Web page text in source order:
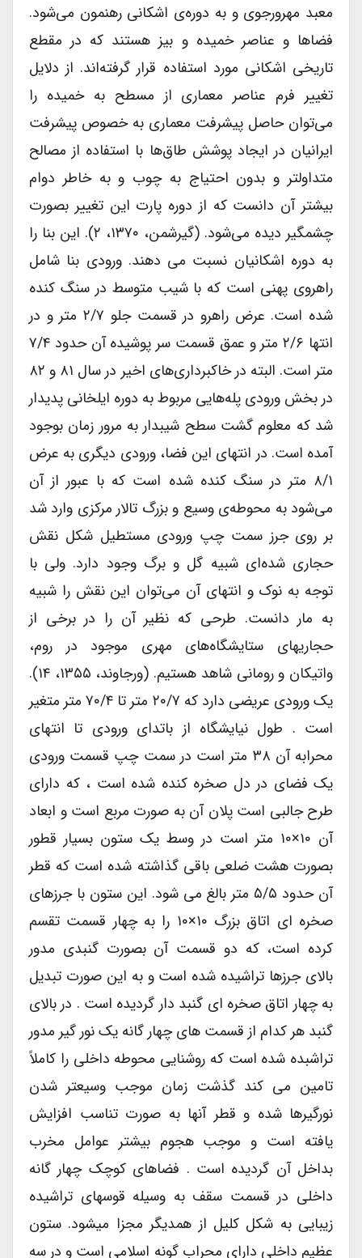
معبد مهرورجوی و به دوره‌ی اشکانی رهنمون می‌شود.
فضاها و عناصر خمیده و بیز هستند که در مقطع
تاریخی اشکانی مورد استفاده قرار گرفته‌اند. از دلایل
تغییر فرم عناصر معماری از مسطح به خمیده را
می‌توان حاصل پیشرفت معماری به خصوص پیشرفت
ایرانیان در ایجاد پوشش طاق‌ها با استفاده از مصالح
متداولتر و بدون احتیاج به چوب و به خاطر دوام
بیشتر آن دانست که از دوره پارت این تغییر بصورت
چشمگیر دیده می‌شود. (گیرشمن، ۱۳۷۰، ۲). این بنا را
به دوره اشکانیان نسبت می دهند. ورودی بنا شامل
راهروی پهنی است که با شیب متوسط در سنگ کنده
شده است. عرض راهرو در قسمت جلو ۲/۷ متر و در
انتها ۲/۶ متر و عمق قسمت سر پوشیده آن حدود ۷/۴
متر است. البته در خاکبرداری‌های اخیر در سال ۸۱ و ۸۲
در بخش ورودی پله‌هایی مربوط به دوره ایلخانی پدیدار
شد که معلوم گشت سطح شیبدار به مرور زمان بوجود
آمده است. در انتهای این فضا، ورودی دیگری به عرض
۸/۱ متر در سنگ کنده شده است که با عبور از آن
می‌شود به محوطه‌ی وسیع و بزرگ تالار مرکزی وارد شد
بر روی جرز سمت چپ ورودی مستطیل شکل نقش
حجاری شده‌ای شبیه گل و برگ وجود دارد. ولی با
توجه به نوک و انتهای آن می‌توان این نقش را شبیه
به مار دانست. طرحی که نظیر آن را در برخی از
حجاریهای ستایشگاه‌های مهری موجود در روم،
واتیکان و رومانی شاهد هستیم. (ورجاوند، ۱۳۵۵، ۱۴).
یک ورودی عریضی دارد که ۲۰/۷ متر تا ۷۰/۴ متر متغیر
است . طول نیایشگاه از باتدای ورودی تا انتهای
محرابه آن ۳۸ متر است در سمت چپ قسمت ورودی
یک فضای در دل صخره کنده شده است ، که دارای
طرح جالبی است پلان آن به صورت مربع است و ابعاد
آن ۱۰×۱۰ متر است در وسط یک ستون بسیار قطور
بصورت هشت ضلعی باقی گذاشته شده است که قطر
آن حدود ۵/۵ متر بالغ می شود. این ستون با جرزهای
صخره ای اتاق بزرگ ۱۰×۱۰ را به چهار قسمت تقسم
کرده است، که دو قسمت آن بصورت گنبدی مدور
بالای جرزها تراشیده شده است و به این صورت تبدیل
به چهار اتاق صخره ای گنبد دار گردیده است . در بالای
گنبد هر کدام از قسمت های چهار گانه یک نور گیر مدور
تراشبده شده است که روشنایی محوطه داخلی را کاملاً
تامین می کند گذشت زمان موجب وسیعتر شدن
نورگیرها شده و قطر آنها به صورت تناسب افزایش
یافته است و موجب هجوم بیشتر عوامل مخرب
بداخل آن گردیده است . فضاهای کوچک چهار گانه
داخلی در قسمت سقف به وسیله قوسهای تراشیده
زیبایی به شکل کلیل از همدیگر مجزا میشود. ستون
عظیم داخلی دارای محراب گونه اسلامی است و در سه